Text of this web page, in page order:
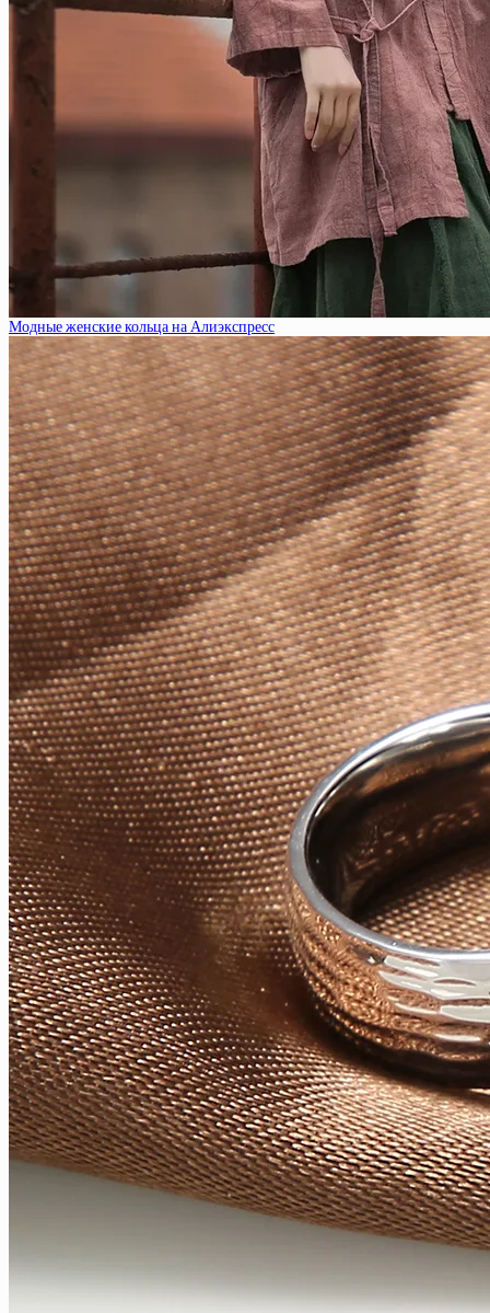
Модные женские кольца на Алиэкспресс